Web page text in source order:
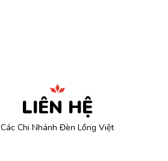
LIÊN HỆ
Các Chi Nhánh Đèn Lồng Việt